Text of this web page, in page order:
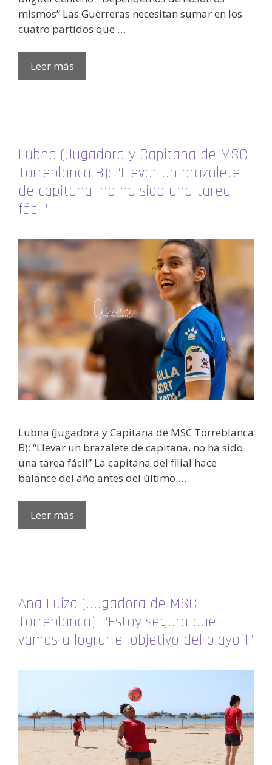
mismos” Las Guerreras necesitan sumar en los
cuatro partidos que …
Leer más
Lubna (Jugadora y Capitana de MSC
Torreblanca B): “Llevar un brazalete
de capitana, no ha sido una tarea
fácil”
Lubna (Jugadora y Capitana de MSC Torreblanca
B): “Llevar un brazalete de capitana, no ha sido
una tarea fácil” La capitana del filial hace
balance del año antes del último …
Leer más
Ana Luiza (Jugadora de MSC
Torreblanca): “Estoy segura que
vamos a lograr el objetivo del playoff”